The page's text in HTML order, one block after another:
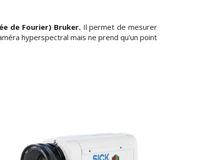
de Fourier) Bruker.Il permet de mesurer
hyperspectral mais ne prend qu'un point